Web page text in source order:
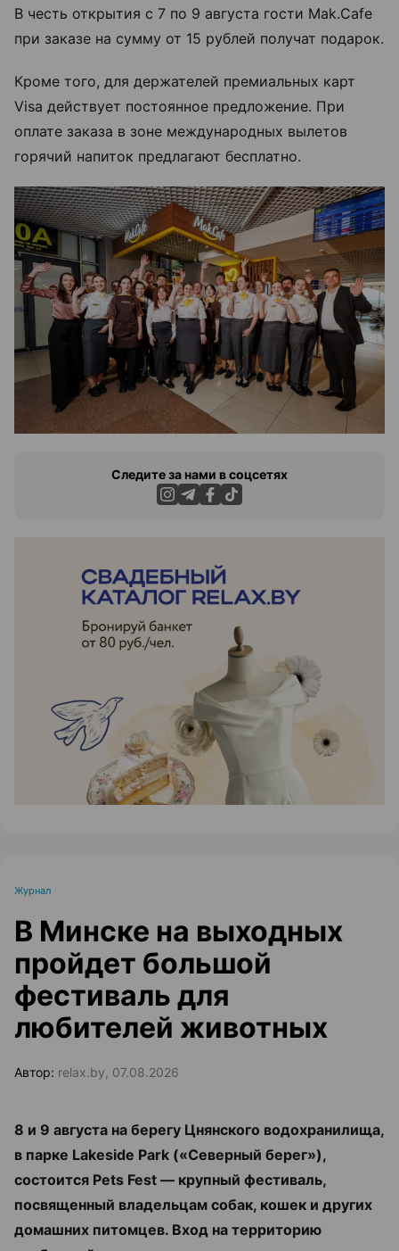
В честь открытия с 7 по 9 августа гости Mak.Cafe
при заказе на сумму от 15 рублей получат подарок.
Кроме того, для держателей премиальных карт
Visa действует постоянное предложение. При
оплате заказа в зоне международных вылетов
горячий напиток предлагают бесплатно.
Следите за нами в соцсетях
ЭФФЕКТИВНАЯ РЕКЛАМА НА САЙТЕ
Журнал
В Минске на выходных
пройдет большой
фестиваль для
любителей животных
Автор: relax.by, 07.08.2026
8 и 9 августа на берегу Цнянского водохранилища,
в парке Lakeside Park («Северный берег»),
состоится Pets Fest — крупный фестиваль,
посвященный владельцам собак, кошек и других
домашних питомцев. Вход на территорию